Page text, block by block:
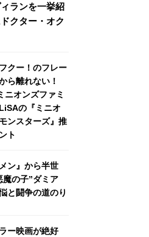
ランを一挙紹
クター・オク
フクー！のフレー
ら離れない！
ニオンズファミ
の『ミニオ
ンスターズ』推
ト
ン』から半世
の子”ダミア
と闘争の道のり
ー映画が絶好